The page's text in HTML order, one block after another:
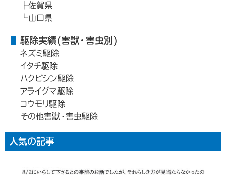
佐賀県
山口県
駆除実績(害獣・害虫別)
ネズミ駆除
イタチ駆除
ハクビシン駆除
アライグマ駆除
コウモリ駆除
その他害獣・害虫駆除
人気の記事